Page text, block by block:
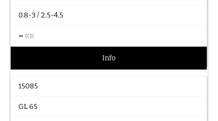
0.8-3 / 2.5-4.5
– KR
Info
15085
GL 65